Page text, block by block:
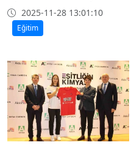
2025-11-28 13:01:10
Eğitim